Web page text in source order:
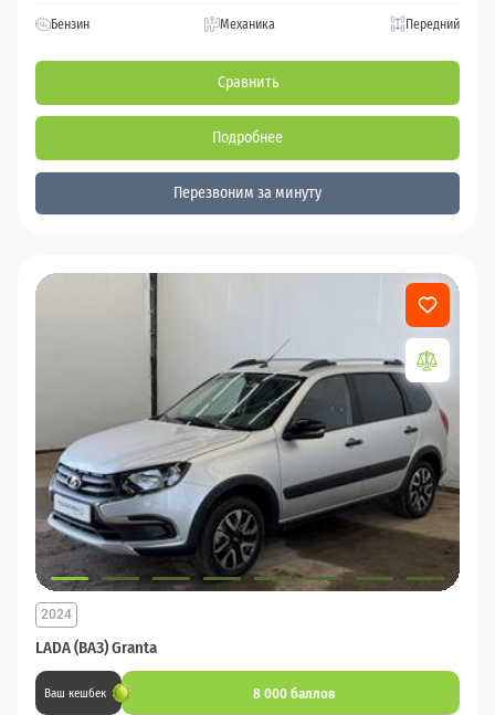
Бензин Механика Передний
Сравнить
Подробнее
Перезвоним за минуту
LADA (ВАЗ) Granta
2024
Ваш кешбек 8 000 баллов